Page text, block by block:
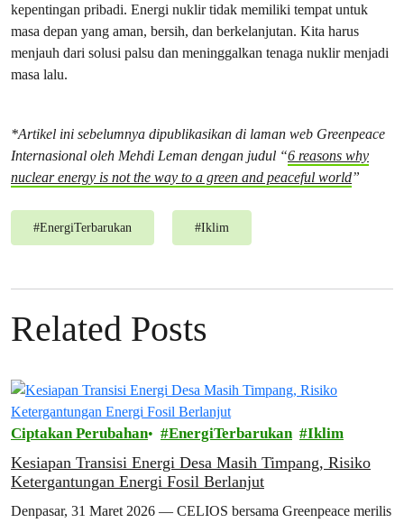
kepentingan pribadi. Energi nuklir tidak memiliki tempat untuk
masa depan yang aman, bersih, dan berkelanjutan. Kita harus
menjauh dari solusi palsu dan meninggalkan tenaga nuklir menjadi
masa lalu.
*Artikel ini sebelumnya dipublikasikan di laman web Greenpeace
Internasional oleh Mehdi Leman dengan judul “6 reasons why
nuclear energy is not the way to a green and peaceful world”
#EnergiTerbarukan #Iklim
Related Posts
Ciptakan Perubahan EnergiTerbarukan Iklim
Kesiapan Transisi Energi Desa Masih Timpang, Risiko
Ketergantungan Energi Fosil Berlanjut
Denpasar, 31 Maret 2026 — CELIOS bersama Greenpeace merilis